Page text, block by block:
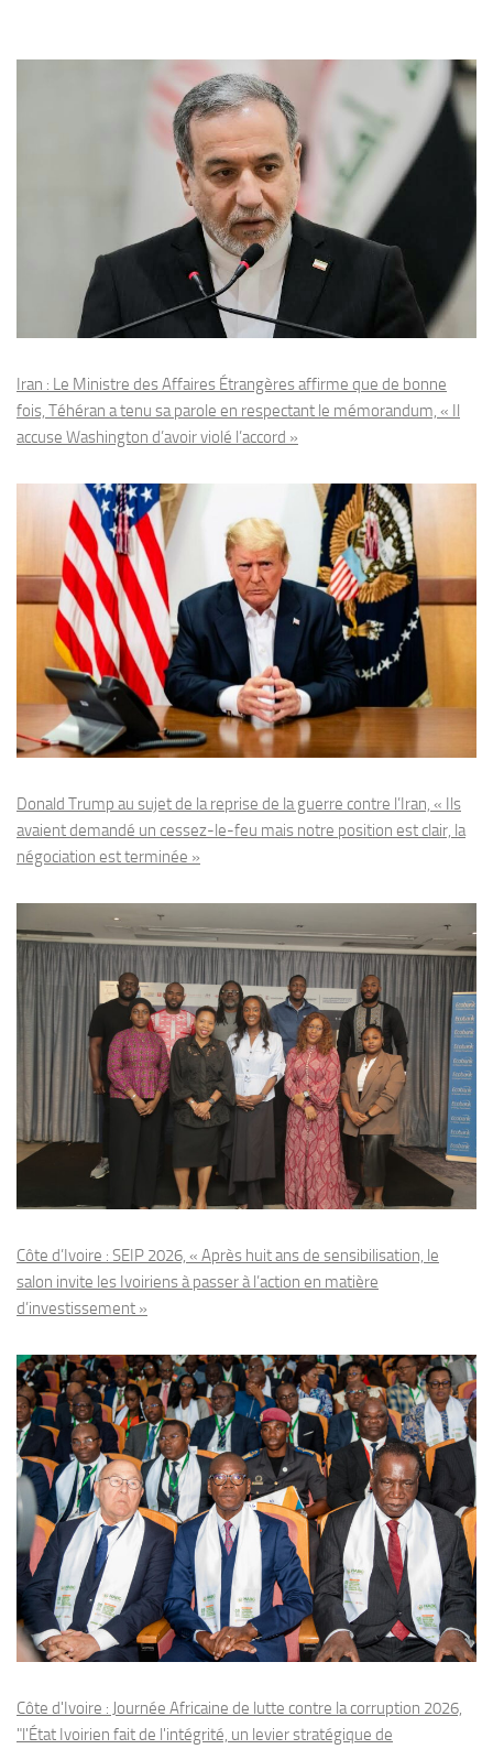
Iran : Le Ministre des Affaires Étrangères affirme que de bonne
fois, Téhéran a tenu sa parole en respectant le mémorandum, « Il
accuse Washington d’avoir violé l’accord »
Donald Trump au sujet de la reprise de la guerre contre l’Iran, « Ils
avaient demandé un cessez-le-feu mais notre position est clair, la
négociation est terminée »
Côte d’Ivoire : SEIP 2026, « Après huit ans de sensibilisation, le
salon invite les Ivoiriens à passer à l’action en matière
d’investissement »
Côte d'Ivoire : Journée Africaine de lutte contre la corruption 2026,
"l'État Ivoirien fait de l'intégrité, un levier stratégique de